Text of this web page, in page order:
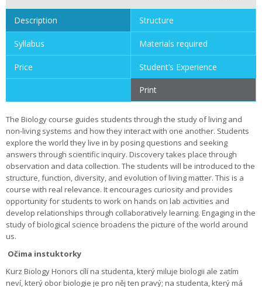
Description Structure
Syllabus Materials required
Price Student’s Experience
Print
The Biology course guides students through the study of living and
non-living systems and how they interact with one another. Students
explore the world they live in by posing questions and seeking
answers through scientific inquiry. Discovery takes place through
observation and data collection. The students will be introduced to the
structure, function, diversity, and evolution of living matter. This is a
course with real relevance. It encourages curiosity and provides
opportunity for students to work on hands on lab activities and
develop relationships through collaboratively learning. Engaging in the
study of biological science broadens the picture of the world around
us.
Očima instuktorky
Kurz Biology Honors cílí na studenta, který miluje biologii ale zatím
neví, který obor biologie je pro něj ten pravý; na studenta, který má